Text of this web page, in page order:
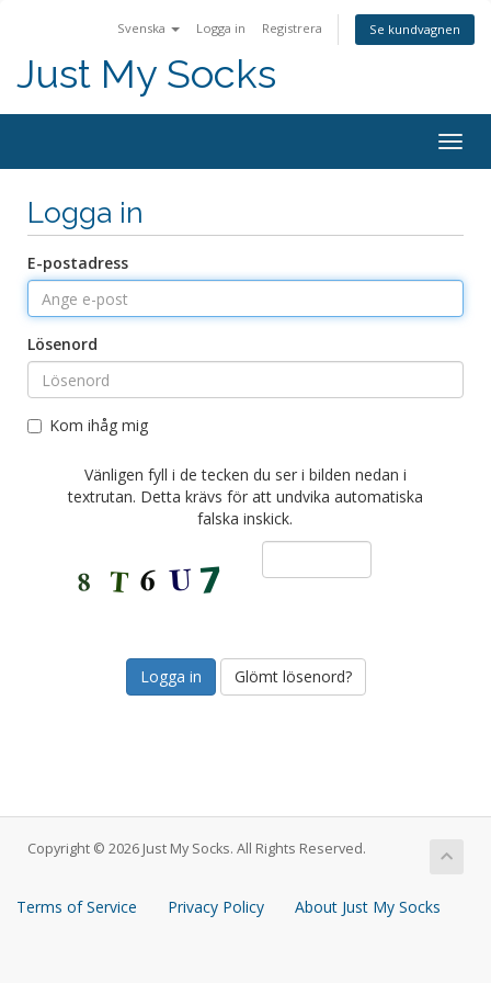
Svenska Logga in Registrera Se kundvagnen
Just My Socks
Logga in
E-postadress
Lösenord
Kom ihåg mig
Vänligen fyll i de tecken du ser i bilden nedan i
textrutan. Detta krävs för att undvika automatiska
falska inskick.
Glömt lösenord?
Copyright © 2026 Just My Socks. All Rights Reserved.
Terms of Service Privacy Policy About Just My Socks